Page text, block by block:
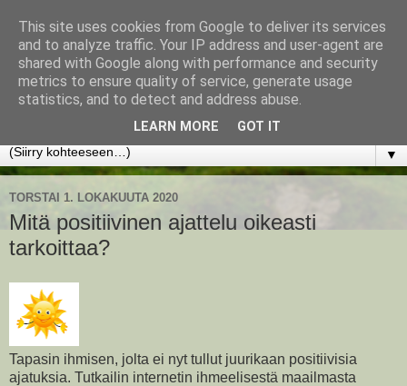
www.jyrkikokko.fi
Uusi Suunta - Jokainen hetki tarjoaa tilaisuuden muuttaa
▼
TORSTAI 1. LOKAKUUTA 2020
Mitä positiivinen ajattelu oikeasti
tarkoittaa?
Tapasin ihmisen, jolta ei nyt tullut juurikaan positiivisia
ajatuksia. Tutkailin internetin ihmeelisestä maailmasta
This site uses cookies from Google to deliver its services
and to analyze traffic. Your IP address and user-agent are
shared with Google along with performance and security
metrics to ensure quality of service, generate usage
statistics, and to detect and address abuse.
LEARN MORE GOT IT